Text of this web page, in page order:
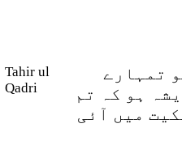
Tahir ul
Qadri
تمہارے
ہو کہ تم
میں آئی